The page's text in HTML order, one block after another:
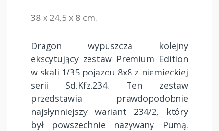
38 x 24,5 x 8 cm.
Dragon wypuszcza kolejny
ekscytujący zestaw Premium Edition
w skali 1/35 pojazdu 8x8 z niemieckiej
serii Sd.Kfz.234. Ten zestaw
przedstawia prawdopodobnie
najsłynniejszy wariant 234/2, który
był powszechnie nazywany Pumą.